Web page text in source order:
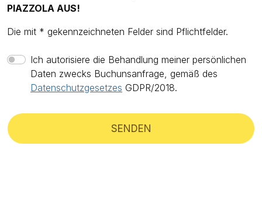
PIAZZOLA AUS!
Die mit * gekennzeichneten Felder sind Pflichtfelder.
Ich autorisiere die Behandlung meiner persönlichen
Daten zwecks Buchunsanfrage, gemäß des
Datenschutzgesetzes GDPR/2018.
SENDEN